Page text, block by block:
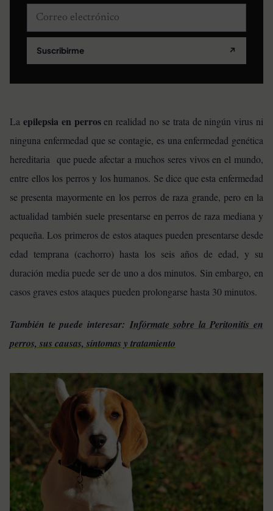
Correo electrónico
Suscribirme ↗
La epilepsia en perrosen realidad no se trata de ningún virus ni
ninguna enfermedad que se contagie, es una enfermedad genética
hereditaria que puede afectar a muchos seres vivos en el mundo,
entre ellos los perros y los humanos. Se dice que esta enfermedad
se presenta mayormente en los perros de raza grande, pero en la
actualidad también suele presentarse en perros de raza mediana y
pequeña. Los primeros de estos ataques pueden presentarse desde
edad temprana (cachorro) hasta los seis años de edad, y su
duración media puede ser de uno a dos minutos. Sin embargo, en
casos graves estos ataques pueden prolongarse hasta 30 minutos.
También te puede interesar: Infórmate sobre la Peritonitis en
perros, sus causas, síntomas y tratamiento